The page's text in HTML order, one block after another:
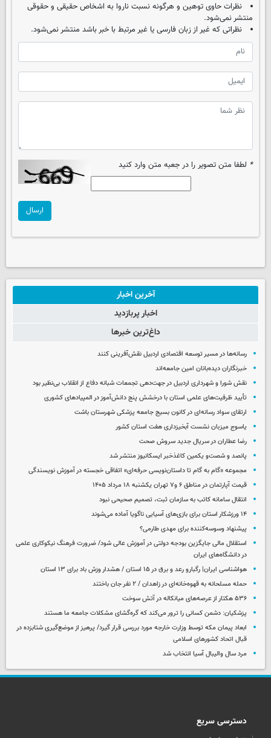
نظرات حاوی توهین و هرگونه نسبت ناروا به اشخاص حقیقی و حقوقی
منتشر نمی‌شود.
نظراتی که غیر از زبان فارسی یا غیر مرتبط با خبر باشد منتشر نمی‌شود.
* لطفا متن تصویر را در جعبه متن وارد کنید
ارسال
آخرین اخبار
اخبار پربازدید
داغ‌ترین خبرها
رسانه‌ها در مسیر توسعه اقتصادی اردبیل نقش‌آفرینی کنند
خبرنگاران دیده‌بانان امین جامعه‌اند
نقش شورا و شهرداری اردبیل در جهت‌دهی تجمعات شبانه دفاع از انقلاب بی‌نظیر بود
تأیید ظرفیت‌های علمی استان با درخشش پنج دانش‌آموز در المپیادهای کشوری
ارتقای سواد رسانه‌ای در کانون بسیج جامعه پزشکی شهرستان باشت
یاسوج میزبان نشست آبخیزداری هفت استان کشور
رضا عطاران در سریال جدید سروش صحت
پانصد و شصت‌و یکمین کاغذخبر ایسکانیوز منتشر شد
مجموعه «گام به گام تا داستان‌نویسی حرفه‌ای» اتفاقی خجسته در آموزش نویسندگی
قیمت آپارتمان در مناطق ۶ و۷ تهران یکشنبه ۱۸ مرداد ۱۴۰۵
انتقال سامانه کاتب به سازمان ثبت، تصمیم صحیحی نبود
۱۴ ورزشکار استان برای بازی‌های آسیایی ناگویا آماده می‌شوند
پیشنهاد وسوسه‌کننده برای مهدی طارمی؟
استقلال مالی جایگزین بودجه دولتی در آموزش عالی شود/ ضرورت فرهنگ نیکوکاری علمی
در دانشگاه‌های ایران
هواشناسی ایران| رگبارو رعد و برق در ۱۵ استان / هشدار وزش باد برای ۱۳ استان‌
حمله مسلحانه به قهوه‌خانه‌ای در زاهدان / ۲ نفر جان باختند
۵۳۶ هکتار از عرصه‌های میانکاله در آتش سوخت
پزشکیان: دشمن کسانی را ترور می‌کند که گره‌گشای مشکلات جامعه ما هستند
ابعاد پیمان مکه توسط وزارت خارجه مورد بررسی قرار گیرد/ پرهیز از موضع‌گیری شتابزده در
قبال اتحاد کشورهای اسلامی
مرد سال والیبال آسیا انتخاب شد
دسترسی سریع